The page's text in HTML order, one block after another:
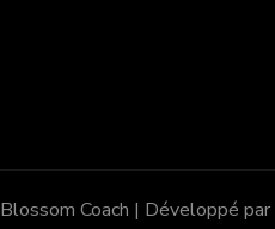
Blossom Coach | Développé par